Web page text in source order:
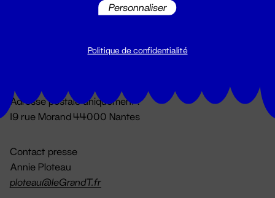
Du lundi au vendredi 14h → 18h
Adresse postale uniquement :
19 rue Morand 44000 Nantes
Contact presse
Annie Ploteau
ploteau@leGrandT.fr
Personnaliser
Politique de confidentialité